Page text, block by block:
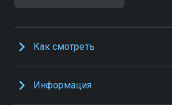
Как смотреть
Информация